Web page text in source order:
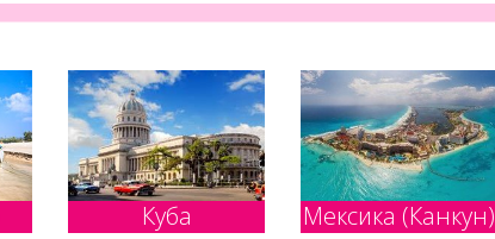
Куба Мексика (Канкун)